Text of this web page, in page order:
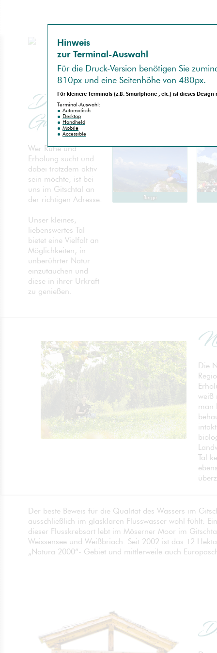
Das
Gitschtal
Wer Ruhe und
Erholung sucht und
dabei trotzdem aktiv
sein möchte, ist bei
uns im Gitschtal an
der richtigen Adresse.
Unser kleines,
liebenswertes Tal
bietet eine Vielfalt an
Möglichkeiten, in
unberührter Natur
einzutauchen und
diese in ihrer Urkraft
zu genießen.
Berge
Die
weiß
man
Tal
Der beste Beweis für die Qualität des Wassers im
ausschließlich im glasklaren Flusswasser wohl fühlt:
dieser Flusskrebsart lebt im Möserner Moor im
Weissensee und Weißbriach. Seit 2002 ist das 12
„Natura 2000“- Gebiet und mittlerweile auch
Hinweis
zur Terminal-Auswahl
Für die Druck-Version benötigen Sie
810px und eine Seitenhöhe von 480px.
Für kleinere Terminals (z.B. Smartphone , etc.) ist dieses
Terminal-Auswahl:
Automatisch
Desktop
Handheld
Mobile
Accessible